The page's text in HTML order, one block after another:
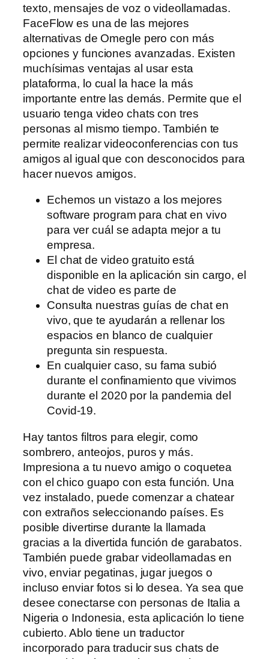
texto, mensajes de voz o videollamadas.
FaceFlow es una de las mejores
alternativas de Omegle pero con más
opciones y funciones avanzadas. Existen
muchísimas ventajas al usar esta
plataforma, lo cual la hace la más
importante entre las demás. Permite que el
usuario tenga video chats con tres
personas al mismo tiempo. También te
permite realizar videoconferencias con tus
amigos al igual que con desconocidos para
hacer nuevos amigos.
Echemos un vistazo a los mejores
software program para chat en vivo
para ver cuál se adapta mejor a tu
empresa.
El chat de video gratuito está
disponible en la aplicación sin cargo, el
chat de video es parte de
Consulta nuestras guías de chat en
vivo, que te ayudarán a rellenar los
espacios en blanco de cualquier
pregunta sin respuesta.
En cualquier caso, su fama subió
durante el confinamiento que vivimos
durante el 2020 por la pandemia del
Covid-19.
Hay tantos filtros para elegir, como
sombrero, anteojos, puros y más.
Impresiona a tu nuevo amigo o coquetea
con el chico guapo con esta función. Una
vez instalado, puede comenzar a chatear
con extraños seleccionando países. Es
posible divertirse durante la llamada
gracias a la divertida función de garabatos.
También puede grabar videollamadas en
vivo, enviar pegatinas, jugar juegos o
incluso enviar fotos si lo desea. Ya sea que
desee conectarse con personas de Italia a
Nigeria o Indonesia, esta aplicación lo tiene
cubierto. Ablo tiene un traductor
incorporado para traducir sus chats de